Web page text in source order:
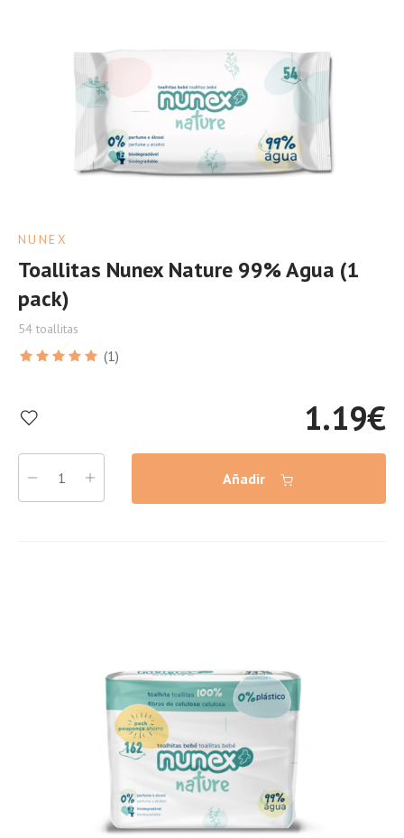
NUNEX
Toallitas Nunex Nature 99% Agua (1
pack)
54 toallitas
(1)
1.19€
Añadir